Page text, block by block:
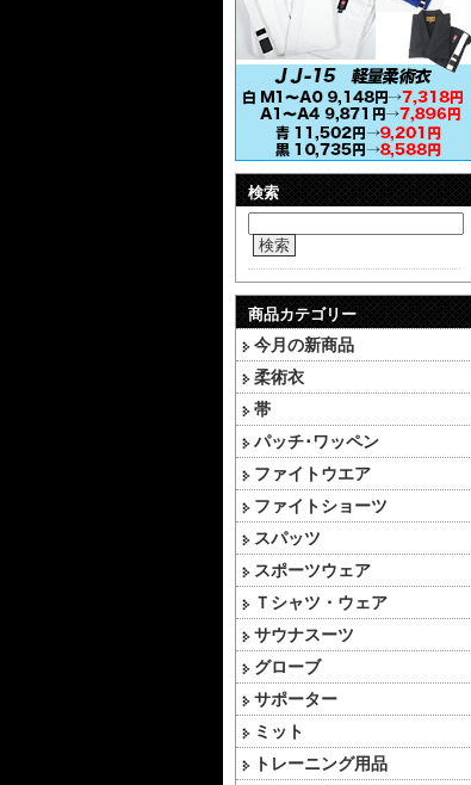
検索
検索
商品カテゴリー
今月の新商品
柔術衣
帯
パッチ･ワッペン
ファイトウエア
ファイトショーツ
スパッツ
スポーツウェア
Ｔシャツ・ウェア
サウナスーツ
グローブ
サポーター
ミット
トレーニング用品